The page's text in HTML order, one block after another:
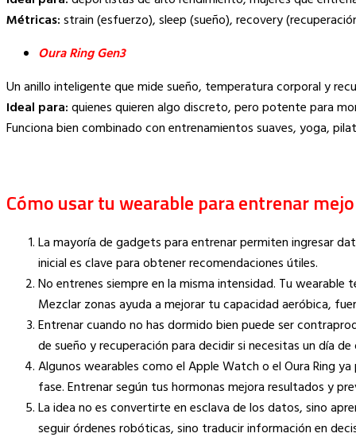
Métricas:strain (esfuerzo), sleep (sueño), recovery
Oura Ring Gen3
Un anillo inteligente que mide sueño, temperatura corporal y
Ideal para:quienes quieren algo discreto, pero potente para
Funciona bien combinado con entrenamientos suaves, yoga,
Cómo usar tu wearable para entrenar
La mayoría de gadgets para entrenar permiten ingresar
inicial es clave para obtener recomendaciones útiles.
No entrenes siempre en la misma intensidad. Tu
Mezclar zonas ayuda a mejorar tu capacidad aeróbica,
Entrenar cuando no has dormido bien puede ser
de sueño y recuperación para decidir si necesitas un día
Algunos wearables como el Apple Watch o el Oura Ring
fase. Entrenar según tus hormonas mejora resultados y
La idea no es convertirte en esclava de los datos, sino
seguir órdenes robóticas, sino traducir información en